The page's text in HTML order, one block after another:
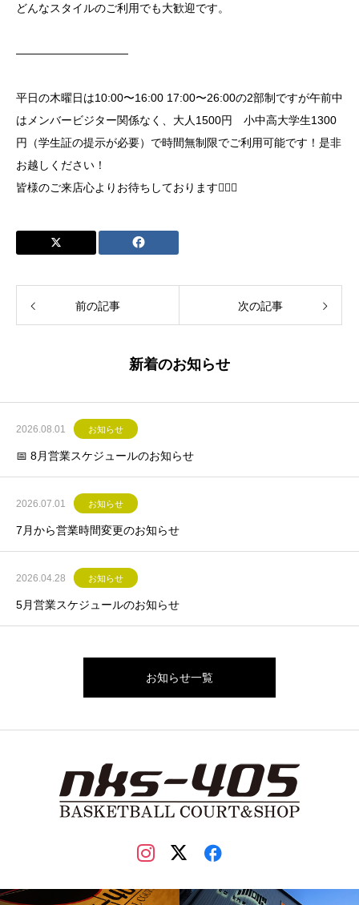
どんなスタイルのご利用でも大歓迎です。
――――――――――
平日の木曜日は10:00〜16:00 17:00〜26:00の2部制ですが午前中
はメンバービジター関係なく、大人1500円 小中高大学生1300
円（学生証の提示が必要）で時間無制限でご利用可能です！是非
お越しください！
皆様のご来店心よりお待ちしております🙇🏻‍♂️
前の記事 次の記事
新着のお知らせ
2026.08.01 お知らせ
📅 8月営業スケジュールのお知らせ
2026.07.01 お知らせ
7月から営業時間変更のお知らせ
2026.04.28 お知らせ
5月営業スケジュールのお知らせ
お知らせ一覧